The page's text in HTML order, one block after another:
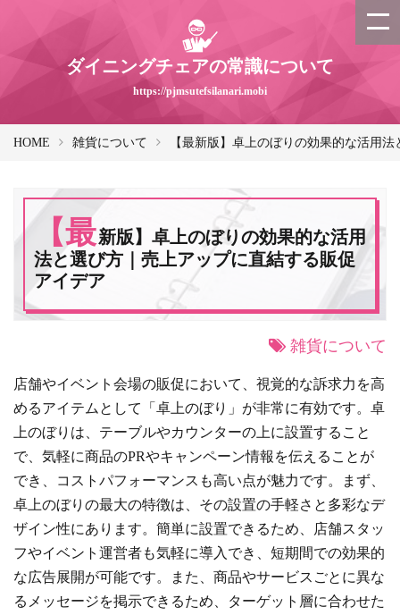
ダイニングチェアの常識について
https://pjmsutefsilanari.mobi
HOME 雑貨について 【最新版】卓上のぼりの効果的な活用
【最新版】卓上のぼりの効果的な活用
法と選び方｜売上アップに直結する販促
アイデア
雑貨について
店舗やイベント会場の販促において、視覚的な訴求力を高
めるアイテムとして「卓上のぼり」が非常に有効です。卓
上のぼりは、テーブルやカウンターの上に設置すること
で、気軽に商品のPRやキャンペーン情報を伝えることが
でき、コストパフォーマンスも高い点が魅力です。まず、
卓上のぼりの最大の特徴は、その設置の手軽さと多彩なデ
ザイン性にあります。簡単に設置できるため、店舗スタッ
フやイベント運営者も気軽に導入でき、短期間での効果的
な広告展開が可能です。また、商品やサービスごとに異な
るメッセージを掲示できるため、ターゲット層に合わせた